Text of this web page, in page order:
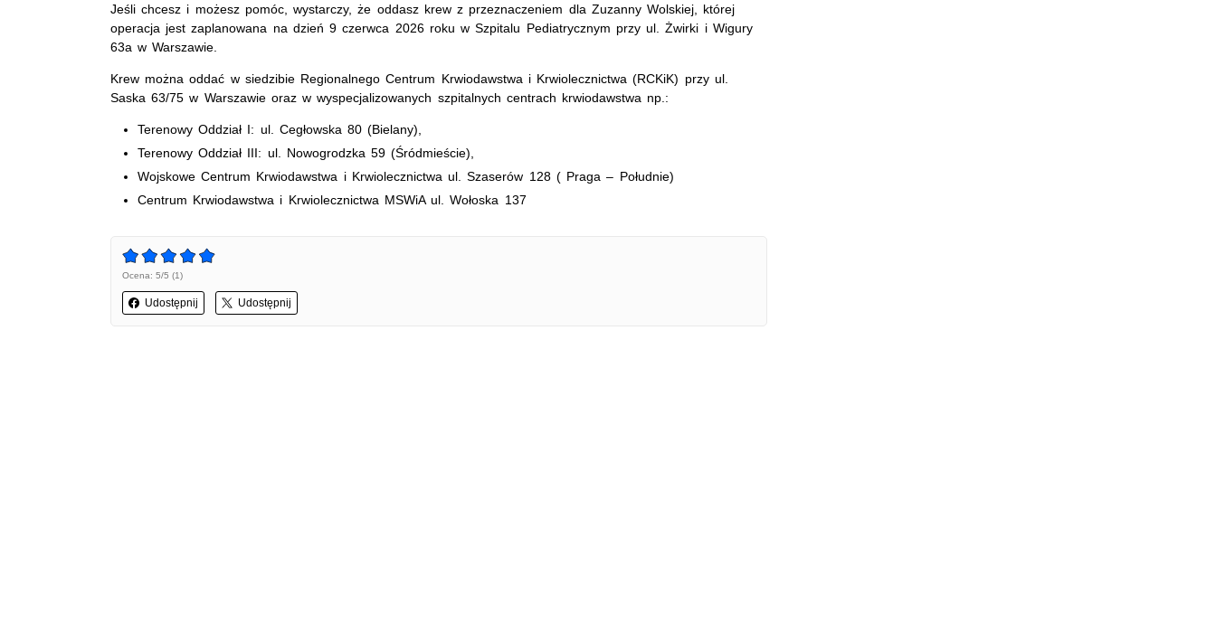
Jeśli chcesz i możesz pomóc, wystarczy, że oddasz krew z przeznaczeniem dla Zuzanny Wolskiej, której
operacja jest zaplanowana na dzień 9 czerwca 2026 roku w Szpitalu Pediatrycznym przy ul. Żwirki i Wigury
63a w Warszawie.
Krew można oddać w siedzibie Regionalnego Centrum Krwiodawstwa i Krwiolecznictwa (RCKiK) przy ul.
Saska 63/75 w Warszawie oraz w wyspecjalizowanych szpitalnych centrach krwiodawstwa np.:
Terenowy Oddział I: ul. Cegłowska 80 (Bielany),
Terenowy Oddział III: ul. Nowogrodzka 59 (Śródmieście),
Wojskowe Centrum Krwiodawstwa i Krwiolecznictwa ul. Szaserów 128 ( Praga – Południe)
Centrum Krwiodawstwa i Krwiolecznictwa MSWiA ul. Wołoska 137
Ocena: 5/5 (1)
Udostępnij Udostępnij